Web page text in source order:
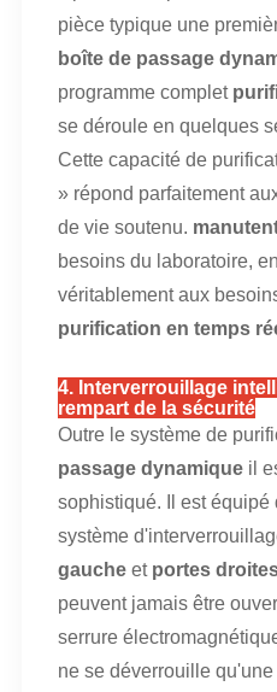
pièce typique une
boîte de passage
programme complet
se déroule en quelques
Cette capacité de
» répond parfaitement
de vie soutenu.
besoins du laboratoire,
véritablement aux
purification en temps
4. Interverrouillage
rempart de la sécurité
Outre le système de
passage dynamique il
sophistiqué. Il est équipé
système
gauche et portes
peuvent jamais être
serrure
ne se déverrouille